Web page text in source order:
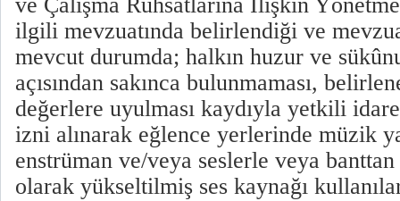
ilgili mevzuatında belirlendiği ve
mevcut durumda; halkın huzur ve
açısından sakınca bulunmaması,
değerlere uyulması kaydıyla yetkili
izni alınarak eğlence yerlerinde müzik
enstrüman ve/veya seslerle veya
olarak yükseltilmiş ses kaynağı